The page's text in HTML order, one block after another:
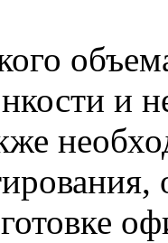
и